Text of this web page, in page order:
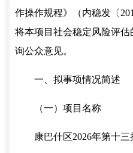
作操作规程》
（内稳发〔
将本项目社会稳定风险评
询公众意见。
一、拟事项情况简述
（一） 项目 名称
康巴什区2026年第十